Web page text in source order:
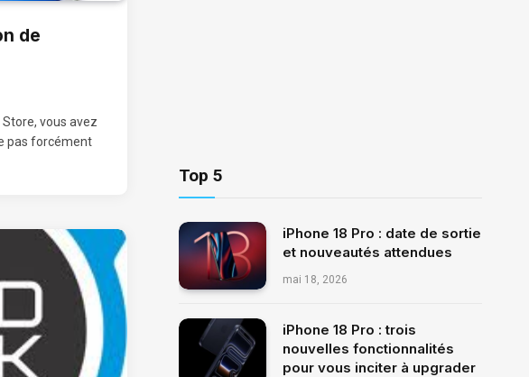
de
vous avez
pas forcément
Top 5
iPhone 18 Pro : date de sortie
et nouveautés attendues
mai 18, 2026
iPhone 18 Pro : trois
nouvelles fonctionnalités
pour vous inciter à upgrader